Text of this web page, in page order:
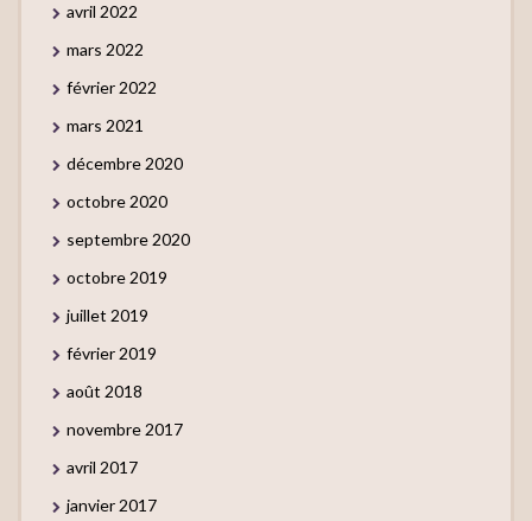
avril 2022
mars 2022
février 2022
mars 2021
décembre 2020
octobre 2020
septembre 2020
octobre 2019
juillet 2019
février 2019
août 2018
novembre 2017
avril 2017
janvier 2017